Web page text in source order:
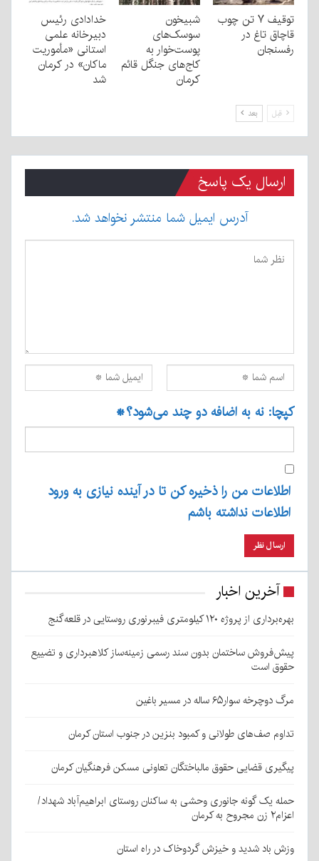
توقیف ۷ تن چوب
قاچاق تاغ در
رفسنجان
شبیخون
سوسک‌های
پوست‌خوار به
کاج‌های جنگل قائم
کرمان
خدادادی رئیس
دبیرخانه علمی
استانی «مأموریت
ماکان» در کرمان
شد
قبل بعد
ارسال یک پاسخ
آدرس ایمیل شما منتشر نخواهد شد.
کپچا: نه به اضافه دو چند می‌شود؟*
اطلاعات من را ذخیره کن تا در آینده نیازی به ورود
اطلاعات نداشته باشم
آخرین اخبار
بهره‌برداری از پروژه ۱۲۰ کیلومتری فیبرنوری روستایی در قلعه‌گنج
پیش‌فروش ساختمان بدون سند رسمی زمینه‌ساز کلاهبرداری و تضییع
حقوق است
مرگ دوچرخه سوار۶۵ ساله در مسیر باغین
تداوم صف‌های طولانی و کمبود بنزین در جنوب استان کرمان
پیگیری قضایی حقوق مالباختگان تعاونی مسکن فرهنگیان کرمان
حمله یک گونه جانوری وحشی به ساکنان روستای ابراهیم‌آباد شهداد/
اعزام۲ زن مجروح به کرمان
وزش باد شدید و خیزش گردوخاک در راه استان